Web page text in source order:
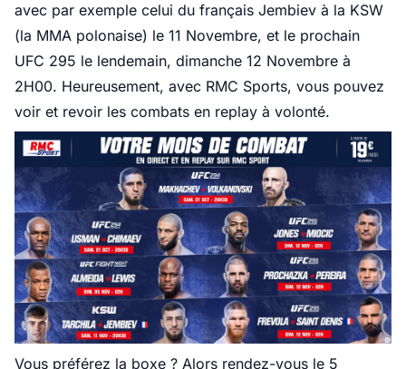
avec par exemple celui du français Jembiev à la KSW
(la MMA polonaise) le 11 Novembre, et le prochain
UFC 295 le lendemain, dimanche 12 Novembre à
2H00. Heureusement, avec RMC Sports, vous pouvez
voir et revoir les combats en replay à volonté.
Vous préférez la boxe ? Alors rendez-vous le 5